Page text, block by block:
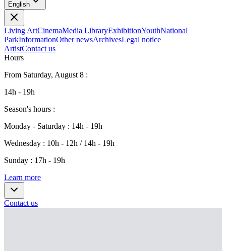
English
Living ArtCinemaMedia LibraryExhibitionYouthNational
ParkInformationOther newsArchivesLegal notice
ArtistContact us
Hours
From Saturday, August 8 :
14h - 19h
Season's hours :
Monday - Saturday : 14h - 19h
Wednesday : 10h - 12h / 14h - 19h
Sunday : 17h - 19h
Learn more
Contact us